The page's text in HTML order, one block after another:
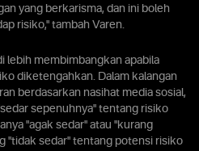
yang berkarisma, dan ini boleh
risiko," tambah Varen.
lebih membimbangkan apabila
diketengahkan. Dalam kalangan
berdasarkan nasihat media sosial,
sepenuhnya" tentang risiko
"agak sedar" atau "kurang
"tidak sedar" tentang potensi risiko